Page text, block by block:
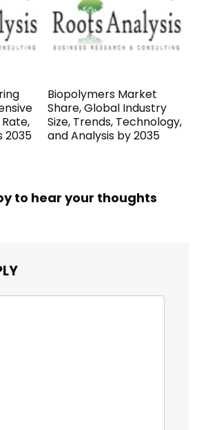
2035
Biopolymers Market
Share, Global Industry
Size, Trends, Technology,
and Analysis by 2035
to hear your thoughts